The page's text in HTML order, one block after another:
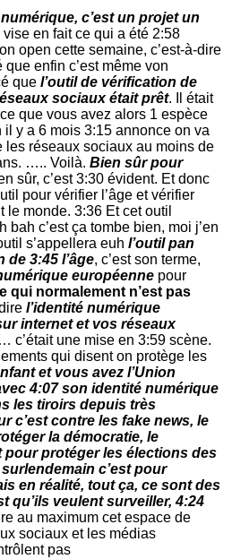
c’est un projet un
en fait ce qui a été 2:58
open cette semaine, c’est-à-dire
enfin c’est même von
quel’outil de vérification de
sociaux était prêt. Il était
que vous avez alors 1 espèce
il y a 6 mois 3:15 annonce on va
les réseaux sociaux au moins de
….. Voilà.Bien sûr pour
sûr, c’est 3:30 évident. Et donc
pour vérifier l’âge et vérifier
le monde. 3:36 Et cet outil
bah c’est ça tombe bien, moi j’en
s’appellera euhl’outil pan
3:45 l’âge, c’est son terme,
européenne pour
qui normalement n’est pas
direl’identité numérique
internet et vos réseaux
c’était une mise en 3:59 scène.
qui disent on protège les
et vous avez l’Union
4:07 son identité numérique
les tiroirs depuis très
c’est contre les fake news, le
la démocratie, le
pour protéger les élections des
c’est pour
en réalité, tout ça, ce sont des
qu’ils veulent surveiller, 4:24
au maximum cet espace de
sociaux et les médias
pas